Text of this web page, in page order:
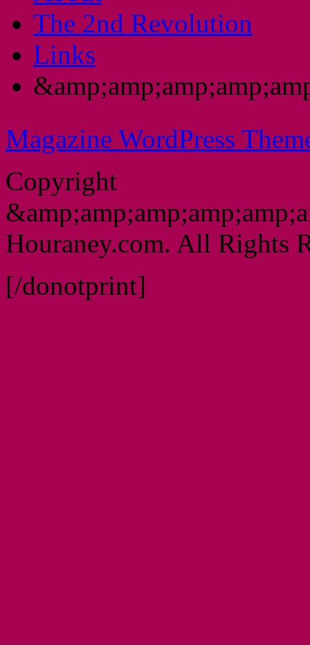
The 2nd Revolution
Links
Magazine WordPress
Copyright
Houraney.com. All Rights
[/donotprint]